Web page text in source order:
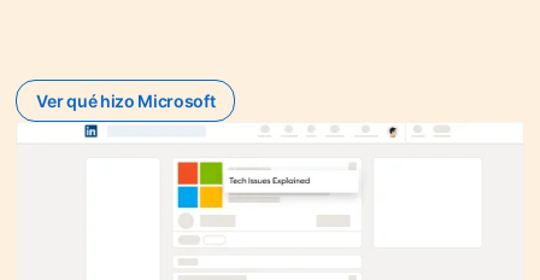
Ver qué hizo Microsoft
opens in a new tab